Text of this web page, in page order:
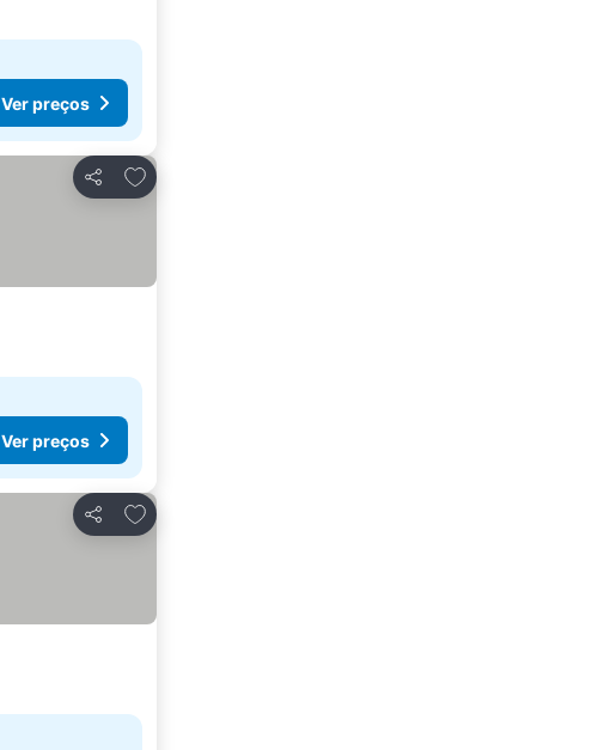
Ver preços
Partilhar
Adicionar aos favoritos
Ver preços
Partilhar
Adicionar aos favoritos